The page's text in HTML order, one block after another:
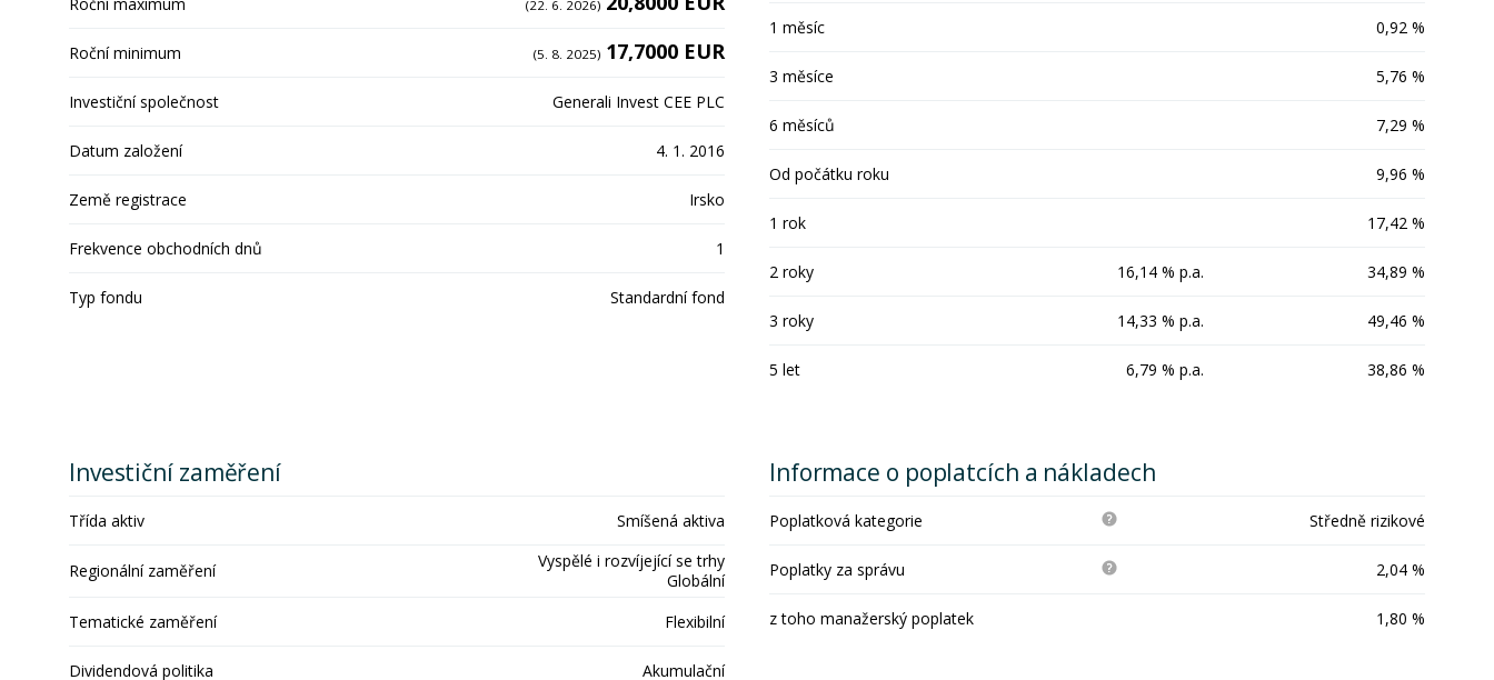
(22. 6. 2026)
Roční minimum (5. 8. 2025) 17,7000 EUR
Investiční společnost Generali Invest CEE PLC
Datum založení 4. 1. 2016
Země registrace Irsko
Frekvence obchodních dnů 1
Typ fondu Standardní fond
1 měsíc 0,92 %
3 měsíce 5,76 %
6 měsíců 7,29 %
Od počátku roku 9,96 %
1 rok 17,42 %
2 roky 16,14 % p.a. 34,89 %
3 roky 14,33 % p.a. 49,46 %
5 let 6,79 % p.a. 38,86 %
Investiční zaměření
Třída aktiv Smíšená aktiva
Regionální zaměření
Vyspělé i rozvíjející se trhy
Globální
Tematické zaměření
Flexibilní
Dividendová politika Akumulační
Informace o poplatcích a nákladech
Poplatková kategorie Středně rizikové
Poplatky za správu 2,04 %
z toho manažerský poplatek 1,80 %